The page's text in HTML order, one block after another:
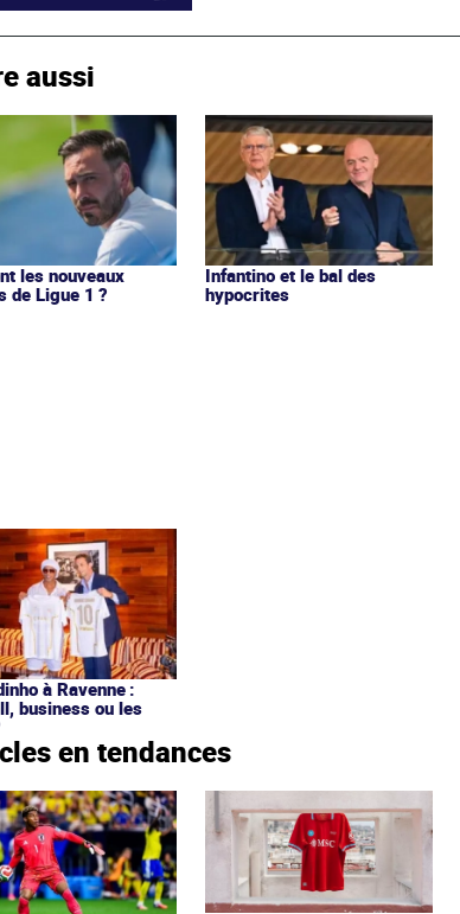
aussi
les nouveaux
de Ligue 1 ?
Infantino et le bal des
hypocrites
à Ravenne :
business ou les
en tendances